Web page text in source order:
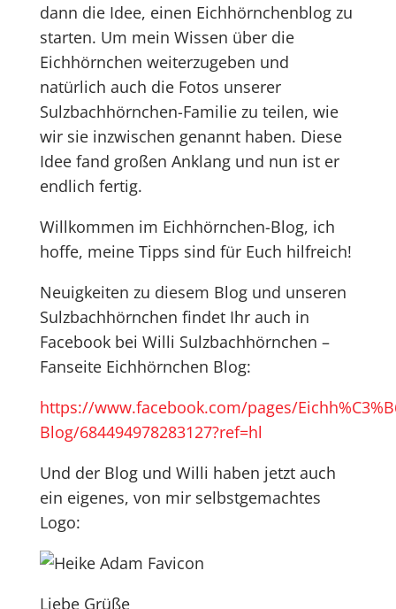
dann die Idee, einen Eichhörnchenblog zu
starten. Um mein Wissen über die
Eichhörnchen weiterzugeben und
natürlich auch die Fotos unserer
Sulzbachhörnchen-Familie zu teilen, wie
wir sie inzwischen genannt haben. Diese
Idee fand großen Anklang und nun ist er
endlich fertig.
Willkommen im Eichhörnchen-Blog, ich
hoffe, meine Tipps sind für Euch hilfreich!
Neuigkeiten zu diesem Blog und unseren
Sulzbachhörnchen findet Ihr auch in
Facebook bei Willi Sulzbachhörnchen –
Fanseite Eichhörnchen Blog:
https://www.facebook.com/pages/
Blog/684494978283127?ref=hl
Und der Blog und Willi haben jetzt auch
ein eigenes, von mir selbstgemachtes
Logo:
Liebe Grüße